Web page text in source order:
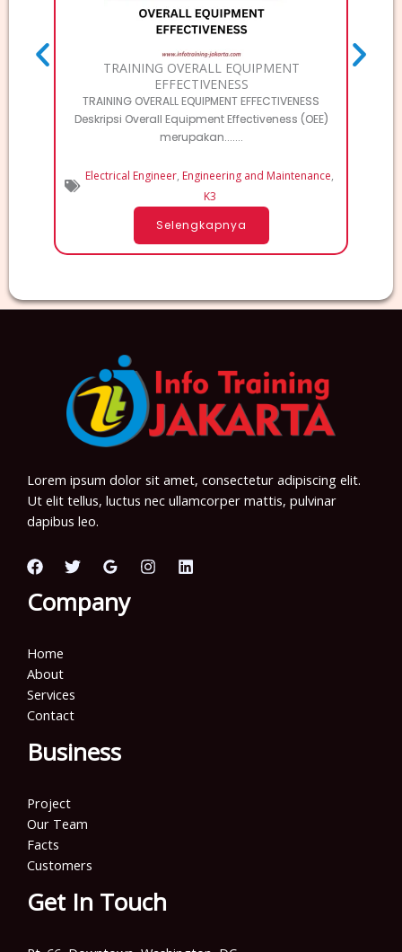
TRAINING OVERALL EQUIPMENT
EFFECTIVENESS
TRAINING OVERALL EQUIPMENT EFFECTIVENESS
Deskripsi Overall Equipment Effectiveness (OEE)
merupakan.......
Electrical Engineer, Engineering and Maintenance,
K3
Selengkapnya
Lorem ipsum dolor sit amet, consectetur adipiscing elit.
Ut elit tellus, luctus nec ullamcorper mattis, pulvinar
dapibus leo.
Company
Home
About
Services
Contact
Business
Project
Our Team
Facts
Customers
Get In Touch